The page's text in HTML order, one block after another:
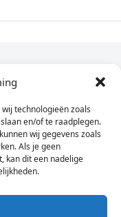
technologieën zoals
en/of te raadplegen.
wij gegevens zoals
Als je geen
kan dit een nadelige
in je e-mail?